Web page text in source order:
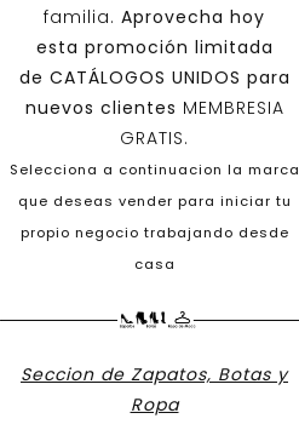
familia. Aprovecha hoy
esta promoción limitada
de CATÁLOGOS UNIDOS para
nuevos clientes MEMBRESIA
GRATIS.
Selecciona a continuacion la marca
que deseas vender para iniciar tu
propio negocio trabajando desde
casa
Seccion de Zapatos, Botas y
Ropa